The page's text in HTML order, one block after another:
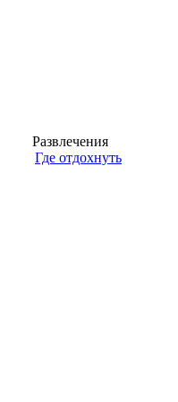
Развлечения
Где отдохнуть